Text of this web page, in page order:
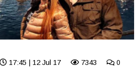
17:45 | 12 Jul 17 7343 0